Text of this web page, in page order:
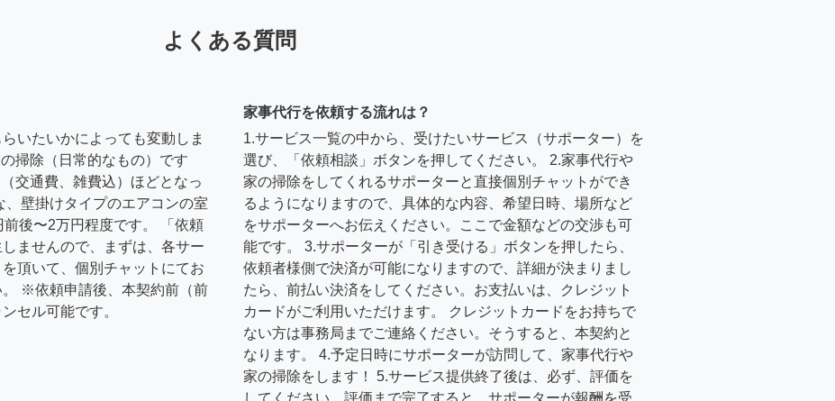
よくある質問
いたいかによっても変動しま
掃除（日常的なもの）です
交通費、雑費込）ほどとなっ
壁掛けタイプのエアコンの室
後〜2万円程度です。 「依頼
ませんので、まずは、各サー
頂いて、個別チャットにてお
※依頼申請後、本契約前（前
セル可能です。
家事代行を依頼する流れは？
1.サービス一覧の中から、受けたいサービス（サポーター）を
選び、「依頼相談」ボタンを押してください。 2.家事代行や
家の掃除をしてくれるサポーターと直接個別チャットができ
るようになりますので、具体的な内容、希望日時、場所など
をサポーターへお伝えください。ここで金額などの交渉も可
能です。 3.サポーターが「引き受ける」ボタンを押したら、
依頼者様側で決済が可能になりますので、詳細が決まりまし
たら、前払い決済をしてください。お支払いは、クレジット
カードがご利用いただけます。 クレジットカードをお持ちで
ない方は事務局までご連絡ください。そうすると、本契約と
なります。 4.予定日時にサポーターが訪問して、家事代行や
家の掃除をします！ 5.サービス提供終了後は、必ず、評価を